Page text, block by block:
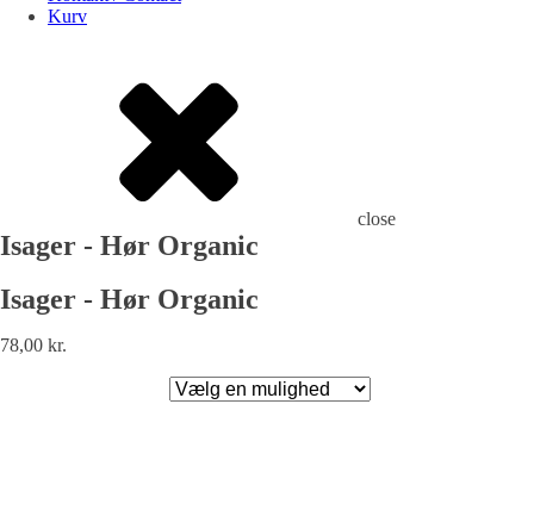
Kurv
close
Isager - Hør Organic
Isager - Hør Organic
78,00 kr.